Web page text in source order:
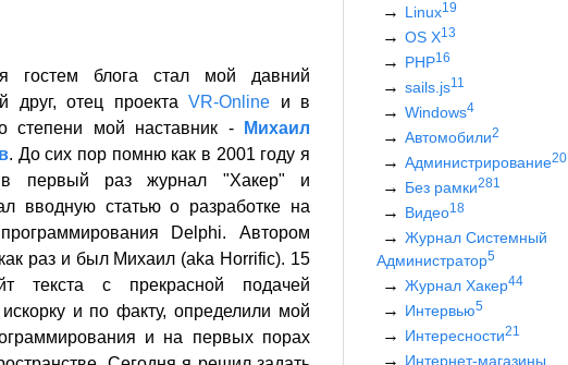
гостем блога стал мой давний
друг, отец проекта VR-Online и в
степени мой наставник -
Михаил
. До сих пор помню как в 2001 году я
в первый раз журнал "Хакер" и
вводную статью о разработке на
Delphi. Автором
раз и был Михаил (aka Horrific). 15
текста с прекрасной подачей
и по факту, определили мой
и на первых порах
Linux19
OS X13
PHP16
sails.js11
Windows4
Автомобили2
Администрирование20
Без рамки281
Видео18
Журнал Системный
Администратор5
Журнал Хакер44
Интервью5
Интересности21
Интернет-магазины